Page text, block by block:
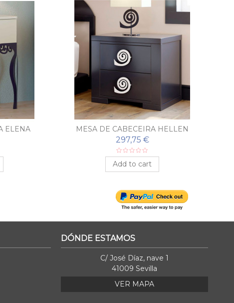
ELENA MESA DE CABECEIRA HELLEN
297,75 €
Add to cart
DÓNDE ESTAMOS
C/ José Díaz, nave 1
41009 Sevilla
VER MAPA